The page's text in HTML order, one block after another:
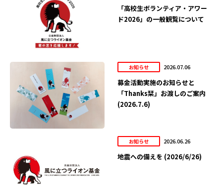
「高校生ボランティア・アワー
ド2026」の一般観覧について
お知らせ 2026.07.06
募金活動実施のお知らせと
「Thanks栞」お渡しのご案内
(2026.7.6)
お知らせ 2026.06.26
地震への備えを (2026/6/26)